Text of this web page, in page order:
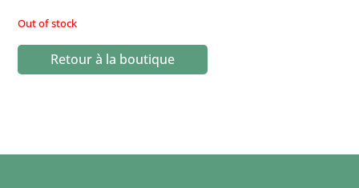
Out of stock
Retour à la boutique